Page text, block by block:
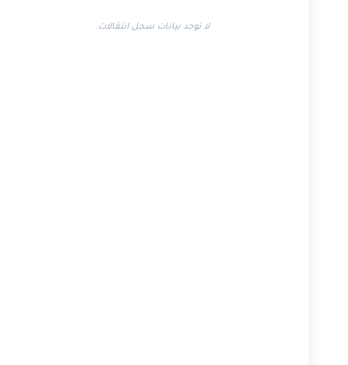
لا توجد بيانات سجل انتقالات.